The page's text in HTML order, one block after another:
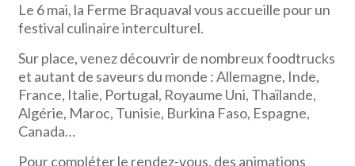
Le 6 mai, la Ferme Braquaval vous accueille pour un
festival culinaire interculturel.
Sur place, venez découvrir de nombreux foodtrucks
et autant de saveurs du monde : Allemagne, Inde,
France, Italie, Portugal, Royaume Uni, Thaïlande,
Algérie, Maroc, Tunisie, Burkina Faso, Espagne,
Canada…
Pour compléter le rendez-vous, des animations